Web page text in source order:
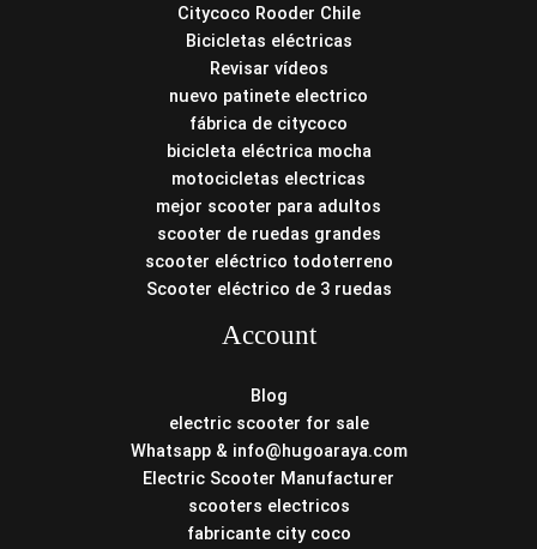
Citycoco Rooder Chile
Bicicletas eléctricas
Revisar vídeos
nuevo patinete electrico
fábrica de citycoco
bicicleta eléctrica mocha
motocicletas electricas
mejor scooter para adultos
scooter de ruedas grandes
scooter eléctrico todoterreno
Scooter eléctrico de 3 ruedas
Account
Blog
electric scooter for sale
Whatsapp & info@hugoaraya.com
Electric Scooter Manufacturer
scooters electricos
fabricante city coco